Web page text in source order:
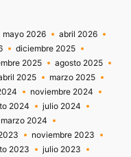
mayo 2026
abril 2026
diciembre 2025
2025
agosto 2025
2025
marzo 2025
noviembre 2024
2024
julio 2024
marzo 2024
noviembre 2023
2023
julio 2023